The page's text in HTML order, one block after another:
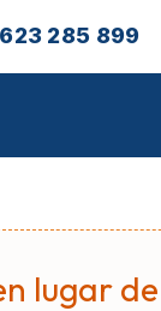
285 899
lugar de